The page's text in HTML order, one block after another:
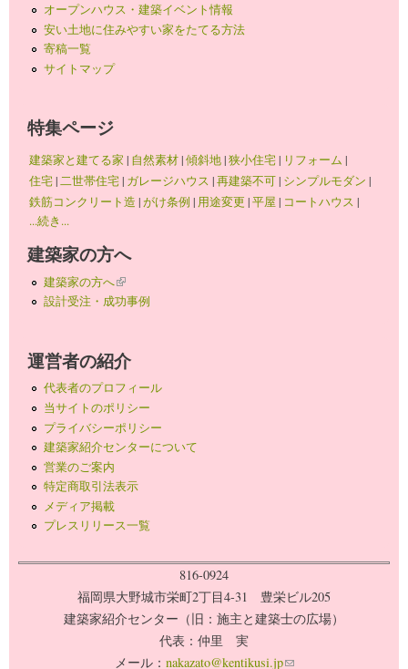
オープンハウス・建築イベント情報
安い土地に住みやすい家をたてる方法
寄稿一覧
サイトマップ
特集ページ
建築家と建てる家 | 自然素材|傾斜地|狭小住宅| リフォーム |
住宅|二世帯住宅| ガレージハウス |再建築不可| シンプルモダン |
鉄筋コンクリート造 |がけ条例 | 用途変更 |平屋 | コートハウス |
...続き...
建築家の方へ
建築家の方へ(link is external)
設計受注・成功事例
運営者の紹介
代表者のプロフィール
当サイトのポリシー
プライバシーポリシー
建築家紹介センターについて
営業のご案内
特定商取引法表示
メディア掲載
プレスリリース一覧
816-0924
福岡県大野城市栄町2丁目4-31 豊栄ビル205
建築家紹介センター（旧：施主と建築士の広場）
代表：仲里 実
メール： nakazato@kentikusi.jp(link sends e-mail)